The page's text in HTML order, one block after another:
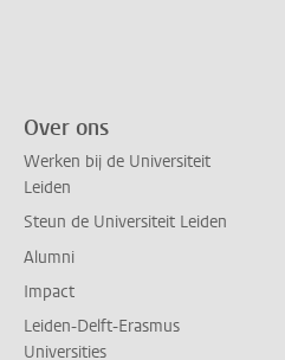
Over ons
Werken bij de Universiteit
Leiden
Steun de Universiteit Leiden
Alumni
Impact
Leiden-Delft-Erasmus
Universities